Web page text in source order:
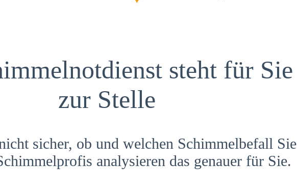
steht für Sie
zur Stelle
sicher, ob und welchen Schimmelbefall Sie
analysieren das genauer für Sie.